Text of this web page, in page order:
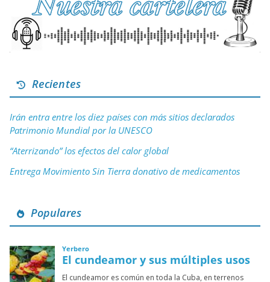
Recientes
Irán entra entre los diez países con más sitios declarados
Patrimonio Mundial por la UNESCO
“Aterrizando” los efectos del calor global
Entrega Movimiento Sin Tierra donativo de medicamentos
Populares